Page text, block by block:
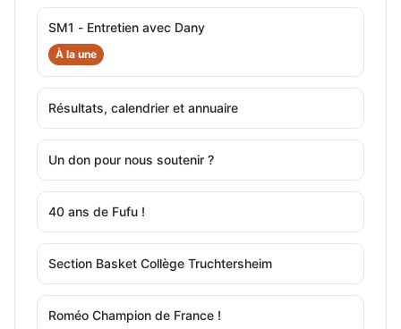
SM1 - Entretien avec Dany
À la une
Résultats, calendrier et annuaire
Un don pour nous soutenir ?
40 ans de Fufu !
Section Basket Collège Truchtersheim
Roméo Champion de France !